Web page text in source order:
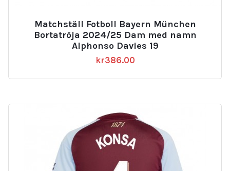
Matchställ Fotboll Bayern München
Bortatröja 2024/25 Dam med namn
Alphonso Davies 19
kr386.00